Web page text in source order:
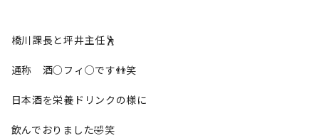
橋川課長と坪井主任🕺
通称 酒○フィ○です👬笑
日本酒を栄養ドリンクの様に
飲んでおりました🤣笑